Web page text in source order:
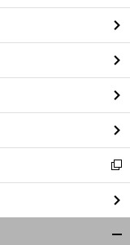
前
へ
る
し
い
ウ
ィ
ン
ド
ウ
で
開
く
新
し
い
ウ
ィ